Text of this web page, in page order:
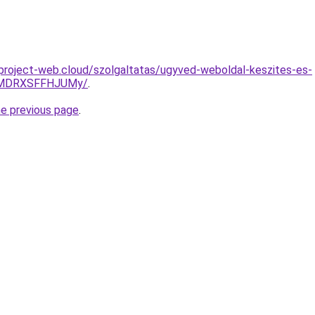
web.cloud/szolgaltatas/ugyved-weboldal-keszites-es-
.
previous page.